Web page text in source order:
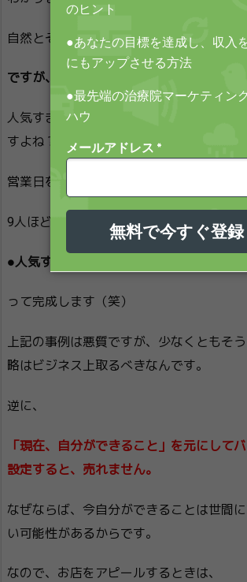
自然とそういう状況になったお店もあると
ですが、意図的にこういう設定って作れる
人気すぎて3ヶ月予約がいっぱいの状況っ
すよね？
営業日を月3日にして、1日1時間営業にす
9人ほど予約が入れば、
●人気すぎて3ヶ月予約がいっぱいの店
って完成します（笑）
上記の事例は悪質ですが、少なくともそ
略はビジネス上取るべきなんです。
逆に、
「現在、自分ができること」を元にして
設定すると、売れません。
なぜならば、今自分ができることは世間
い可能性があるからです。
なので、お店をアピールするときは、